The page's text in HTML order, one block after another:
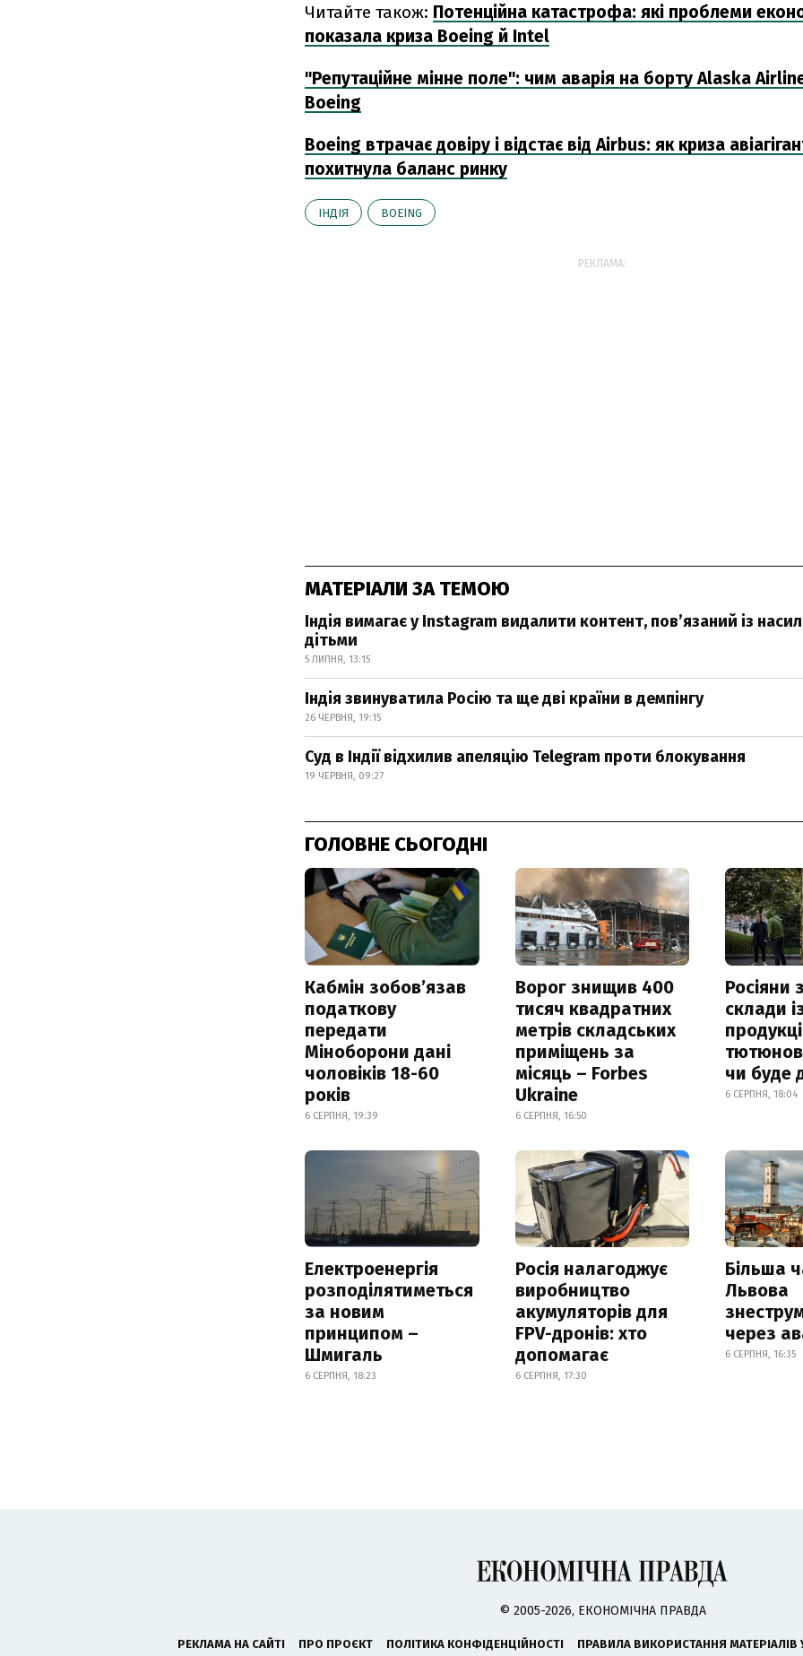
Читайте також: Потенційна катастрофа: які проблеми
показала криза Boeing й Intel
"Репутаційне мінне поле": чим аварія на борту Alaska
Boeing
Boeing втрачає довіру і відстає від Airbus: як криза
похитнула баланс ринку
ІНДІЯ BOEING
РЕКЛАМА:
МАТЕРІАЛИ ЗА ТЕМОЮ
Індія вимагає у Instagram видалити контент, пов’язаний із
дітьми
5 ЛИПНЯ, 13:15
Індія звинуватила Росію та ще дві країни в демпінгу
26 ЧЕРВНЯ, 19:15
Суд в Індії відхилив апеляцію Telegram проти блокування
19 ЧЕРВНЯ, 09:27
ГОЛОВНЕ СЬОГОДНІ
Кабмін зобовʼязав
податкову
передати
Міноборони дані
чоловіків 18-60
років
6 СЕРПНЯ, 19:39
Ворог знищив 400
тисяч квадратних
метрів складських
приміщень за
місяць – Forbes
Ukraine
6 СЕРПНЯ, 16:50
Росіяни
склади
чи буде
6 СЕРПНЯ, 18:04
Електроенергія
розподілятиметься
за новим
принципом –
Шмигаль
6 СЕРПНЯ, 18:23
Росія налагоджує
виробництво
акумуляторів для
FPV-дронів: хто
допомагає
6 СЕРПНЯ, 17:30
Більша
Львова
через
6 СЕРПНЯ, 16:35
© 2005-2026, ЕКОНОМІЧНА ПРАВДА
РЕКЛАМА НА САЙТІ ПРО ПРОЄКТ ПОЛІТИКА КОНФІДЕНЦІЙНОСТІ ПРАВИЛА ВИКОРИСТАННЯ МАТЕРІАЛІВ